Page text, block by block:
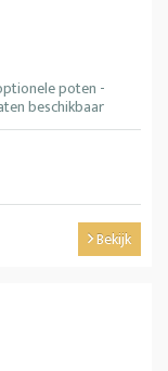
poten -
beschikbaar
Bekijk